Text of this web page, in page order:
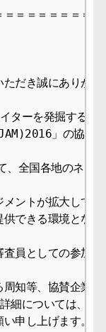
＝＝＝＝＝＝＝
だき誠にありが
ターを発掘するハ
」の協賛
、全国各地のネク
ントが拡大して
できる環境とな
員としての参加
知等、協賛企業
細については、以
申し上げます。